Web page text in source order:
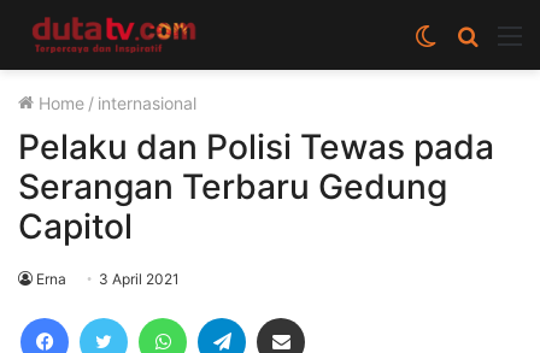
Cari
berita
Switch
skin
Home / internasional
Pelaku dan Polisi Tewas pada
Serangan Terbaru Gedung
Capitol
Erna 3 April 2021
FacebookTwitter WhatsAppTelegram